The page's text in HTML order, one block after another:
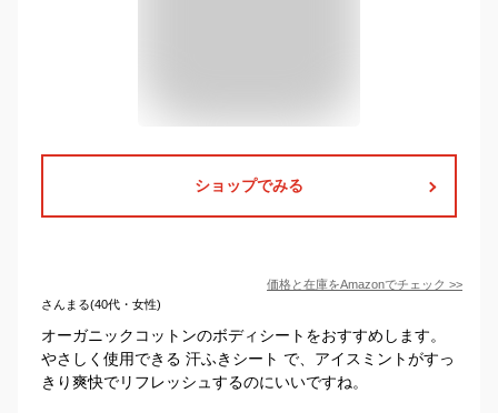
ショップでみる
価格と在庫をAmazonでチェック >>
さんまる(40代・女性)
オーガニックコットンのボディシートをおすすめします。
やさしく使用できる 汗ふきシート で、アイスミントがすっ
きり爽快でリフレッシュするのにいいですね。